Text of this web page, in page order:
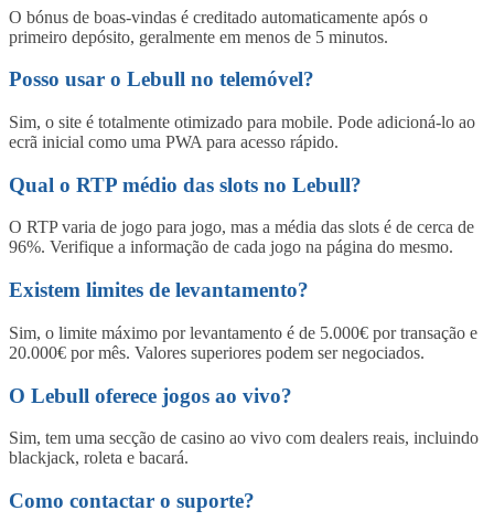
O bónus de boas-vindas é creditado automaticamente após o
primeiro depósito, geralmente em menos de 5 minutos.
Posso usar o Lebull no telemóvel?
Sim, o site é totalmente otimizado para mobile. Pode adicioná-lo ao
ecrã inicial como uma PWA para acesso rápido.
Qual o RTP médio das slots no Lebull?
O RTP varia de jogo para jogo, mas a média das slots é de cerca de
96%. Verifique a informação de cada jogo na página do mesmo.
Existem limites de levantamento?
Sim, o limite máximo por levantamento é de 5.000€ por transação e
20.000€ por mês. Valores superiores podem ser negociados.
O Lebull oferece jogos ao vivo?
Sim, tem uma secção de casino ao vivo com dealers reais, incluindo
blackjack, roleta e bacará.
Como contactar o suporte?